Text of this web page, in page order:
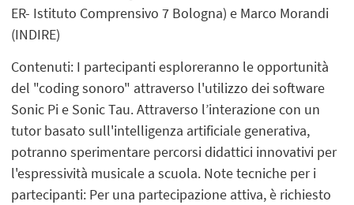
ER- Istituto Comprensivo 7 Bologna) e Marco Morandi
(INDIRE)
Contenuti: I partecipanti esploreranno le opportunità
del "coding sonoro" attraverso l'utilizzo dei software
Sonic Pi e Sonic Tau. Attraverso l’interazione con un
tutor basato sull'intelligenza artificiale generativa,
potranno sperimentare percorsi didattici innovativi per
l'espressività musicale a scuola. Note tecniche per i
partecipanti: Per una partecipazione attiva, è richiesto